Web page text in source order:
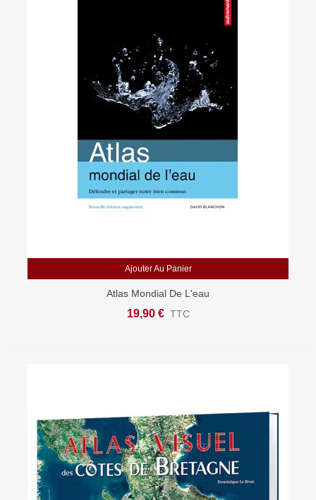
Ajouter Au Panier
Atlas Mondial De L'eau
19,90 € TTC